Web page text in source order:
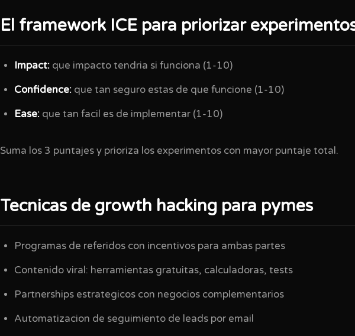
El framework ICE para priorizar
Impact: que impacto tendria si funciona (1-10)
Confidence: que tan seguro estas de que funcione (1-10)
Ease: que tan facil es de implementar (1-10)
Suma los 3 puntajes y prioriza los experimentos con mayor puntaje total.
Tecnicas de growth hacking para pymes
Programas de referidos con incentivos para ambas partes
Contenido viral: herramientas gratuitas, calculadoras, tests
Partnerships estrategicos con negocios complementarios
Automatizacion de seguimiento de leads por email